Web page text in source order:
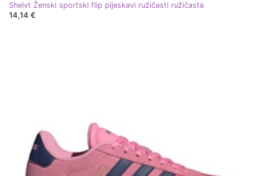
Shelvt Ženski sportski flip pljeskavi ružičasti ružičasta
14,14 €